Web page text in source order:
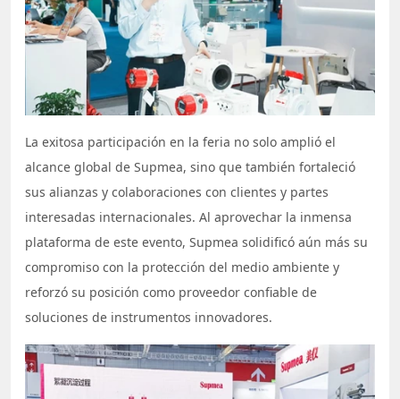
La exitosa participación en la feria no solo amplió el
alcance global de Supmea, sino que también fortaleció
sus alianzas y colaboraciones con clientes y partes
interesadas internacionales. Al aprovechar la inmensa
plataforma de este evento, Supmea solidificó aún más su
compromiso con la protección del medio ambiente y
reforzó su posición como proveedor confiable de
soluciones de instrumentos innovadores.